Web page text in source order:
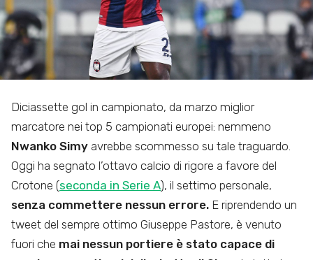
Diciassette gol in campionato, da marzo miglior
marcatore nei top 5 campionati europei: nemmeno
Nwanko Simy avrebbe scommesso su tale traguardo.
Oggi ha segnato l’ottavo calcio di rigore a favore del
Crotone (seconda in Serie A), il settimo personale,
senza commettere nessun errore. E riprendendo un
tweet del sempre ottimo Giuseppe Pastore, è venuto
fuori che mai nessun portiere è stato capace di